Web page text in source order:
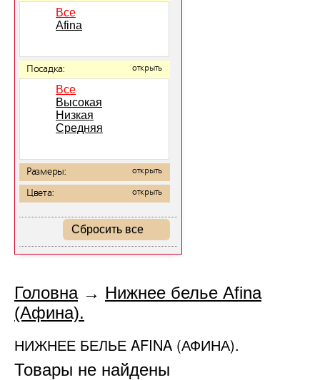
Все
Afina
Посадка: открыть
Все
Высокая
Низкая
Средняя
Размеры: открыть
Цвета: открыть
Сбросить все
Головна→ Нижнее белье Afina
(Афина).
НИЖНЕЕ БЕЛЬЕ AFINA (АФИНА).
Товары не найдены